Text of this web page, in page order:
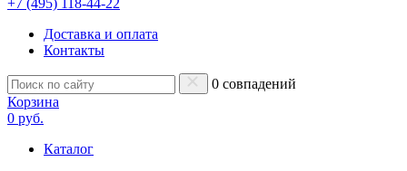
+7 (495) 118-44-22
Доставка и оплата
Контакты
0 совпадений
Корзина
0 руб.
Каталог